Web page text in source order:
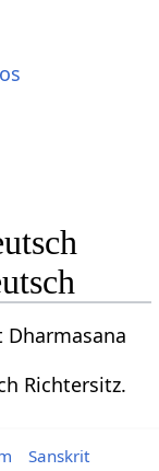
Dharmasana
Richtersitz.
Sanskrit